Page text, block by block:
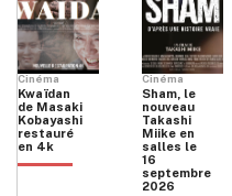
Cinéma
Kwaïdan
de Masaki
Kobayashi
restauré
en 4k
Cinéma
Sham, le
nouveau
Takashi
Miike en
salles le
16
septembre
2026